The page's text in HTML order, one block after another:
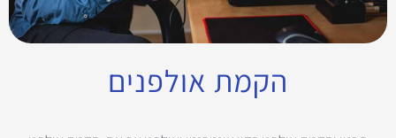
הקמת אולפנים